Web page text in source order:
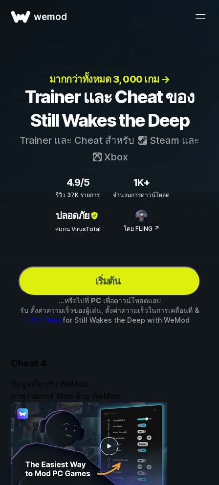
wemod
มากกว่าทั้งหมด 3, 000 เกม →
Trainer และ Cheat ของ
Still Wakes the Deep
Trainer และ Cheat สำหรับ Steam และ
Xbox
4.9/5
รีวิว 37K รายการ
1K+
จำนวนการดาวน์โหลด
ปลอดภัย
สแกน VirusTotal โดย FLiNG ↗
เริ่มต้น
...หรือไปที่ PC เพื่อดาวน์โหลดแอป
รับ ตั้งค่าความเร็วของผู้เล่น, ตั้งค่าความเร็วในการเคลื่อนที่ &
อีก 2 Mod for Still Wakes the Deep with WeMod
Cheat 4
ข้อมูลเกี่ยวกับ WeMod
ภาพรวมการ Mod ด้วย WeMod